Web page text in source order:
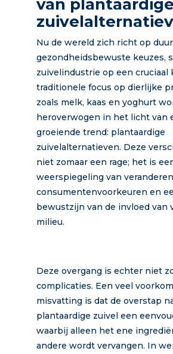
van plantaardige
Nu de wereld zich richt op
gezondheidsbewuste keuzes,
zuivelindustrie op een cruciaal
traditionele focus op dierlijke
zoals melk, kaas en yoghurt
heroverwogen in het licht van
groeiende trend: plantaardige
zuivelalternatieven. Deze
niet zomaar een rage; het is
weerspiegeling van
consumentenvoorkeuren en
bewustzijn van de invloed van
milieu.
Deze overgang is echter niet
complicaties. Een veel
misvatting is dat de overstap
plantaardige zuivel een
waarbij alleen het ene
andere wordt vervangen. In